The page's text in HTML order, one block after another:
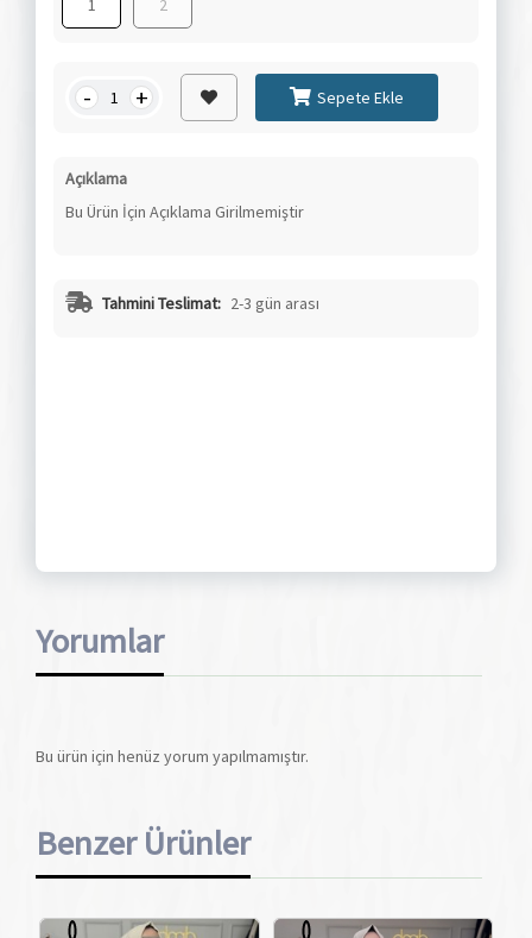
- + Sepete Ekle
Açıklama
Bu Ürün İçin Açıklama Girilmemiştir
Tahmini Teslimat: 2-3 gün arası
Yorumlar
Bu ürün için henüz yorum yapılmamıştır.
Benzer Ürünler